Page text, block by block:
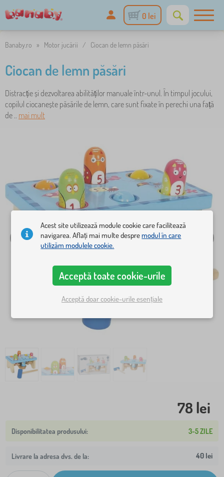
0 lei
Banaby.ro » Motor jucării / Ciocan de lemn păsări
Ciocan de lemn păsări
Distracție și dezvoltarea abilităților manuale într-unul. În timpul jocului,
copilul ciocanește păsările de lemn, care sunt fixate în perechi una față
de .. mai mult
78 lei
3-5 ZILE
Livrare la adresa dvs. de la: 40 lei
Acest site utilizează module cookie care facilitează
navigarea. Aflați mai multe despremodul în care
utilizăm modulele cookie.
Acceptă toate cookie-urile
Acceptă doar cookie-urile esențiale